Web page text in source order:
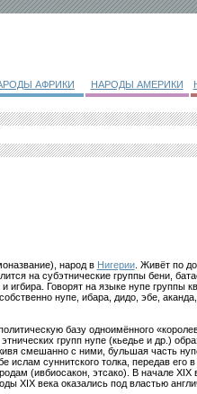
АФРИКИ НАРОДЫ АМЕРИКИ
народ в Нигерии. Живёт по
на субэтнические группы бени,
игбира. Говорят на языке нупе группы
нупе, ибара, дидо, эбе,
базу одноимённого
групп нупе (кьедье и др.)
смешанно с ними, бульшая часть
ислам суннитского толка, передав его
(ивбиосакон, этсако). В начале XIX
XIX века оказались под властью